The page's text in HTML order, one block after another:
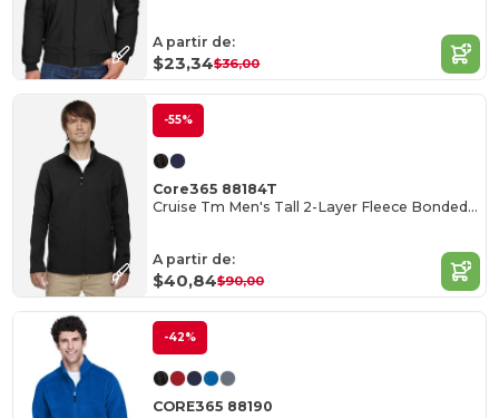
A partir de:
$23,34$36,00
-55%
Core365 88184T
Cruise Tm Men's Tall 2-Layer Fleece Bonded Soft Shell Jacket
A partir de:
$40,84$90,00
-42%
CORE365 88190